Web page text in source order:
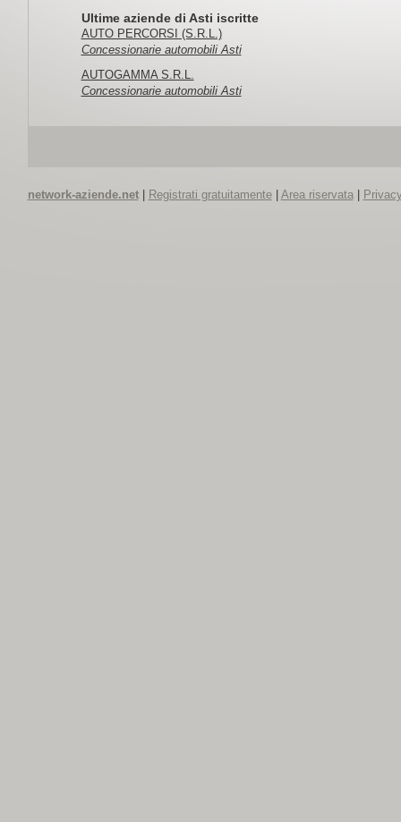
Ultime aziende di Asti iscritte
AUTO PERCORSI (S.R.L.)
Concessionarie automobili Asti
AUTOGAMMA S.R.L.
Concessionarie automobili Asti
network-aziende.net| Registrati gratuitamente| Area riservata|